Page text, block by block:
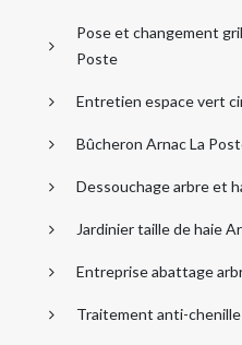
Pose et changement
Poste
Entretien espace vert
Bûcheron Arnac La
Dessouchage arbre et
Jardinier taille de haie
Entreprise abattage
Traitement anti-